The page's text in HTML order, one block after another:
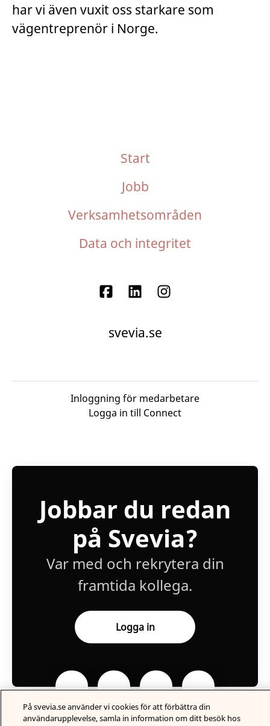
har vi även vuxit oss starkare som
vägentreprenör i Norge.
Start
Jobb
Verksamhetsområden
Data och integritet
svevia.se
Inloggning för medarbetare
Logga in till Connect
Jobbar du redan
på Svevia?
Var med och rekrytera din
framtida kollega.
Logga in
På svevia.se använder vi cookies för att förbättra din
användarupplevelse, samla in information om ditt besök hos